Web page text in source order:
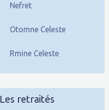
Nefret
Otomne Celeste
Rmine Celeste
Les retraités